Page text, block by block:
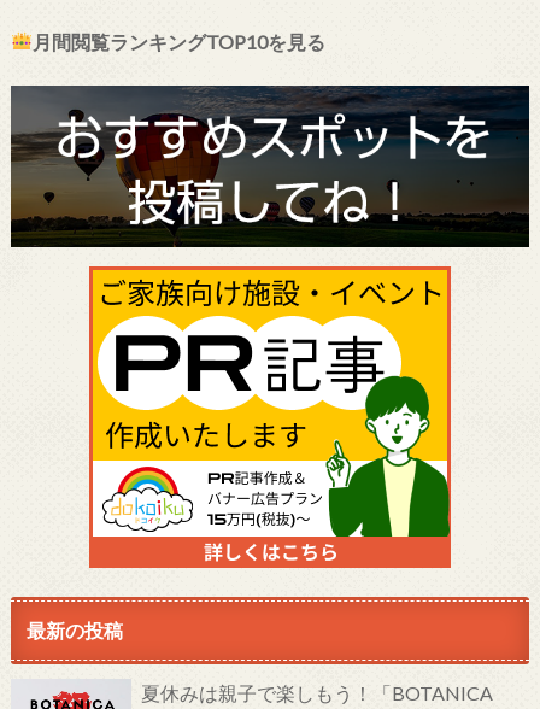
月間閲覧ランキングTOP10を見る
最新の投稿
夏休みは親子で楽しもう！「BOTANICA